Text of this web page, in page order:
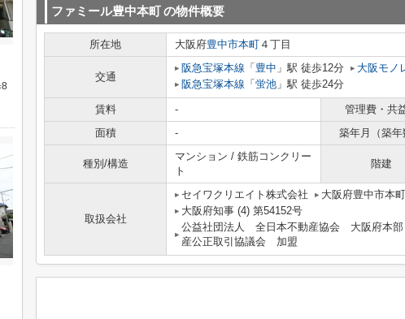
ファミール豊中本町の物件概要
所在地 大阪府豊中市本町 ４丁目
交通
阪急宝塚本線 「 豊中 」駅 徒歩12分 大阪モノ
阪急宝塚本線 「 蛍池 」駅 徒歩24分
賃料 - 管理費・共
面積
- 築年月（築年
種別/構造
マンション / 鉄筋コンクリー
ト
階建
取扱会社
セイワクリエイト株式会社 大阪府豊中市本
大阪府知事 (4) 第54152号
公益社団法人 全日本不動産協会 大阪府本
産公正取引協議会 加盟
8